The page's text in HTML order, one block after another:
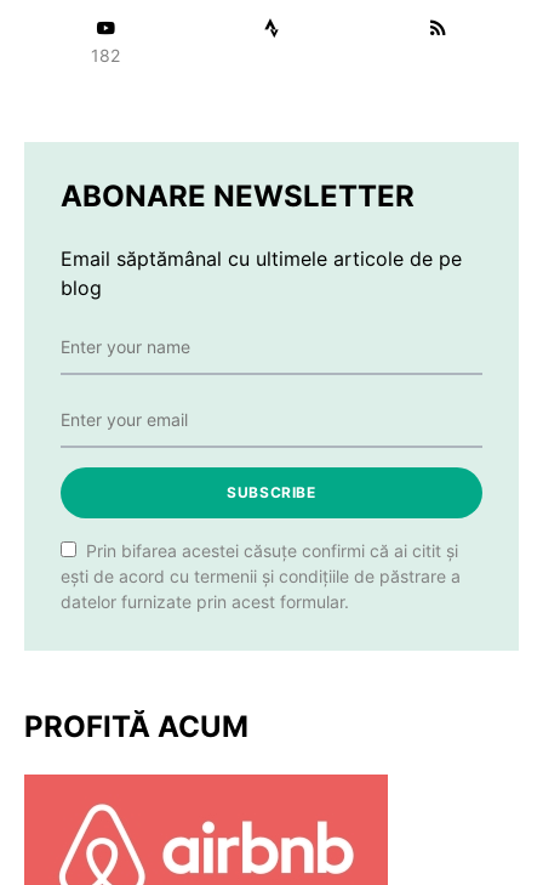
182
ABONARE NEWSLETTER
Email săptămânal cu ultimele articole de pe
blog
SUBSCRIBE
Prin bifarea acestei căsuțe confirmi că ai citit și
ești de acord cu termenii și condițiile de păstrare a
datelor furnizate prin acest formular.
PROFITĂ ACUM